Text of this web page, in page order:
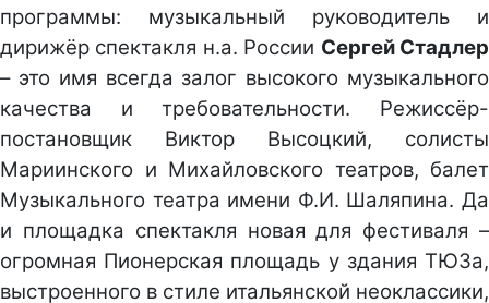
программы: музыкальный руководитель и
дирижёр спектакля н.а. России Сергей Стадлер
– это имя всегда залог высокого музыкального
качества и требовательности. Режиссёр-
постановщик Виктор Высоцкий, солисты
Мариинского и Михайловского театров, балет
Музыкального театра имени Ф.И. Шаляпина. Да
и площадка спектакля новая для фестиваля –
огромная Пионерская площадь у здания ТЮЗа,
выстроенного в стиле итальянской неоклассики,